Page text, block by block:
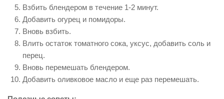
Взбить блендером в течение 1-2 минут.
Добавить огурец и помидоры.
Вновь взбить.
Влить остаток томатного сока, уксус, добавить соль и
перец.
Вновь перемешать блендером.
Добавить оливковое масло и еще раз перемешать.